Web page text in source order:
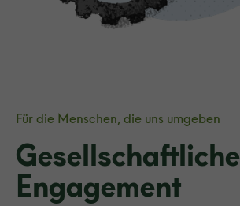
Für die Menschen, die uns umgeben
Engagement